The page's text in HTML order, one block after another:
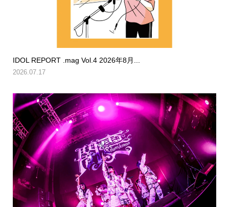
IDOL REPORT .mag Vol.4 2026年8月...
2026.07.17